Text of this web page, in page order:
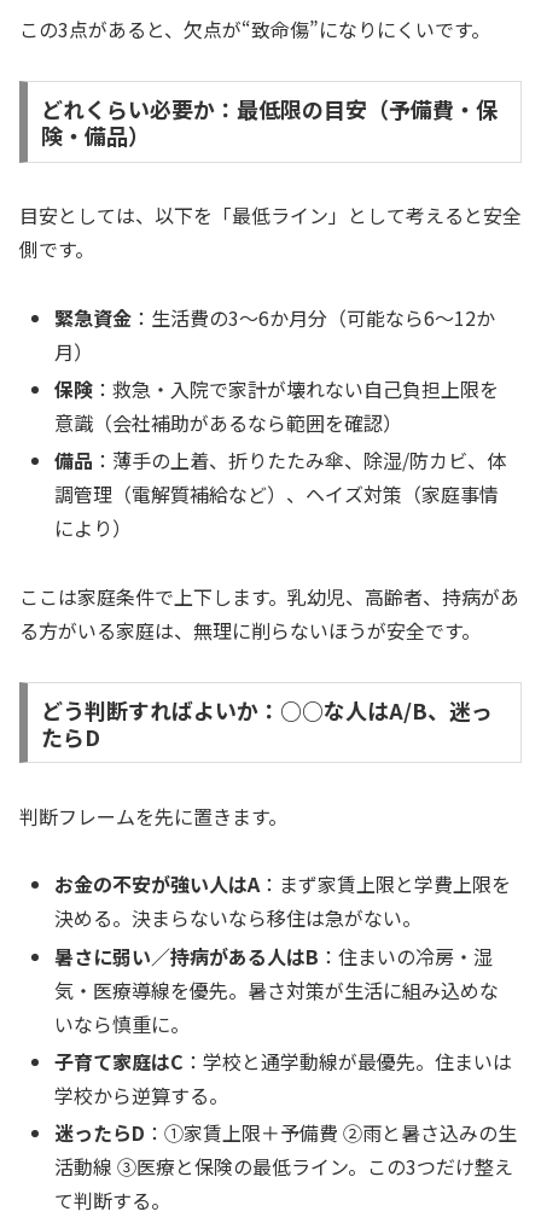
この3点があると、欠点が“致命傷”になりにくいです。
どれくらい必要か：最低限の目安（予備費・保
険・備品）
目安としては、以下を「最低ライン」として考えると安全
側です。
緊急資金 ：生活費の3〜6か月分（可能なら6〜12か
月）
保険 ：救急・入院で家計が壊れない自己負担上限を
意識（会社補助があるなら範囲を確認）
備品 ：薄手の上着、折りたたみ傘、除湿/防カビ、体
調管理（電解質補給など）、ヘイズ対策（家庭事情
により）
ここは家庭条件で上下します。乳幼児、高齢者、持病があ
る方がいる家庭は、無理に削らないほうが安全です。
どう判断すればよいか：○○な人はA/B、迷っ
たらD
判断フレームを先に置きます。
お金の不安が強い人はA：まず家賃上限と学費上限を
決める。決まらないなら移住は急がない。
暑さに弱い／持病がある人はB ：住まいの冷房・湿
気・医療導線を優先。暑さ対策が生活に組み込めな
いなら慎重に。
子育て家庭はC ：学校と通学動線が最優先。住まいは
学校から逆算する。
迷ったらD ：①家賃上限＋予備費 ②雨と暑さ込みの生
活動線 ③医療と保険の最低ライン。この3つだけ整え
て判断する。